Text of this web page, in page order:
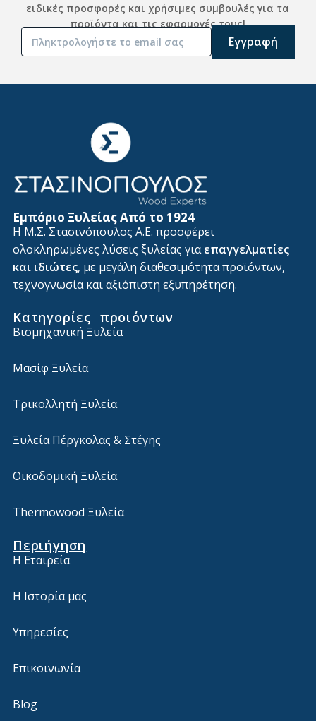
ειδικές προσφορές και χρήσιμες συμβουλές για τα
προϊόντα και τις εφαρμογές τους!
Εμπόριο Ξυλείας Από το 1924
Η Μ.Σ. Στασινόπουλος Α.Ε. προσφέρει
ολοκληρωμένες λύσεις ξυλείας γιαεπαγγελματίες
και ιδιώτες, με μεγάλη διαθεσιμότητα προϊόντων,
τεχνογνωσία και αξιόπιστη εξυπηρέτηση.
Κατηγορίες προιόντων
Βιομηχανική Ξυλεία
Μασίφ Ξυλεία
Τρικολλητή Ξυλεία
Ξυλεία Πέργκολας & Στέγης
Οικοδομική Ξυλεία
Thermowood Ξυλεία
Περιήγηση
Η Εταιρεία
Η Ιστορία μας
Υπηρεσίες
Επικοινωνία
Blog